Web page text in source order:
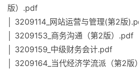
版）.pdf
│ 3209114_网站运营与管理(第2版
│ 3209153_商务沟通（第2版）.pdf
│ 3209159_中级财务会计.pdf
│ 3209164_当代经济学流派（第2版